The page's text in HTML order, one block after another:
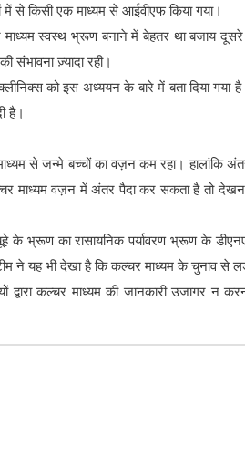
में से किसी एक माध्यम से आईवीएफ किया गया।
स्वस्थ भ्रूण बनाने में बेहतर था बजाय
संभावना ज़्यादा रही।
को इस अध्ययन के बारे में बता दिया
है।
से जन्मे बच्चों का वज़न कम रहा। हालांकि
माध्यम वज़न में अंतर पैदा कर सकता है तो देखना
के भ्रूण का रासायनिक पर्यावरण भ्रूण के
ने यह भी देखा है कि कल्चर माध्यम के चुनाव से
द्वारा कल्चर माध्यम की जानकारी उजागर न